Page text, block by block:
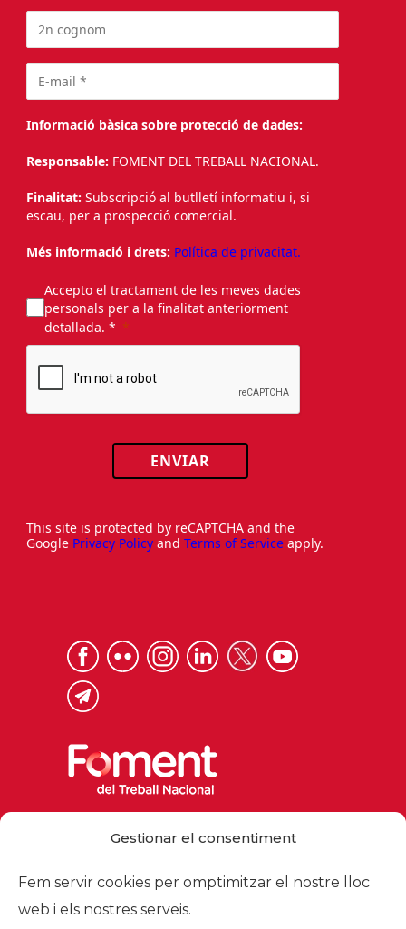
Gestionar el consentiment
Fem servir cookies per omptimitzar el nostre lloc
web i els nostres serveis.
Informació bàsica sobre protecció de dades:
Responsable: FOMENT DEL TREBALL NACIONAL.
Finalitat: Subscripció al butlletí informatiu i, si
escau, per a prospecció comercial.
Més informació i drets: Política de privacitat.
Accepto el tractament de les meves dades
personals per a la finalitat anteriorment
detallada. *
ENVIAR
This site is protected by reCAPTCHA and the
Google Privacy Policy and Terms of Service apply.
foment@foment.com